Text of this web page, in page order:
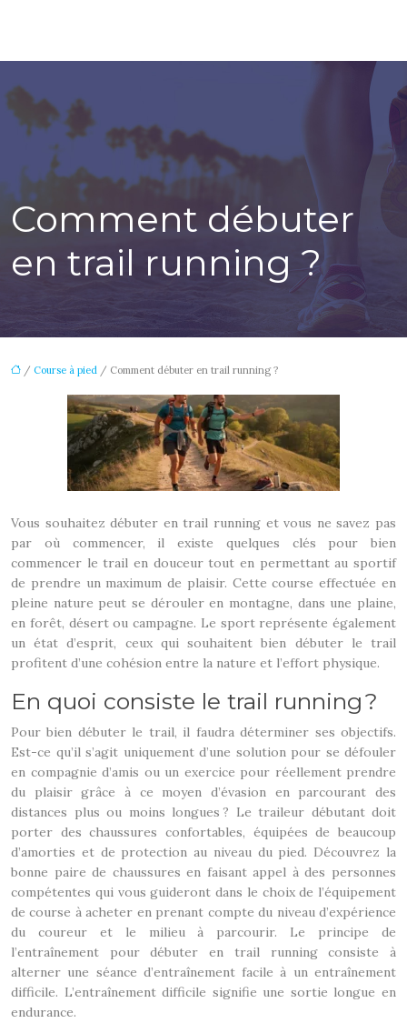
Comment débuter
en trail running ?
/ Course à pied / Comment débuter en trail running ?
Vous souhaitez débuter en trail running et vous ne savez pas
par où commencer, il existe quelques clés pour bien
commencer le trail en douceur tout en permettant au sportif
de prendre un maximum de plaisir. Cette course effectuée en
pleine nature peut se dérouler en montagne, dans une plaine,
en forêt, désert ou campagne. Le sport représente également
un état d’esprit, ceux qui souhaitent bien débuter le trail
profitent d’une cohésion entre la nature et l’effort physique.
En quoi consiste le trail running ?
Pour bien débuter le trail, il faudra déterminer ses objectifs.
Est-ce qu’il s’agit uniquement d’une solution pour se défouler
en compagnie d’amis ou un exercice pour réellement prendre
du plaisir grâce à ce moyen d’évasion en parcourant des
distances plus ou moins longues ? Le traileur débutant doit
porter des chaussures confortables, équipées de beaucoup
d’amorties et de protection au niveau du pied. Découvrez la
bonne paire de chaussures en faisant appel à des personnes
compétentes qui vous guideront dans le choix de l’équipement
de course à acheter en prenant compte du niveau d’expérience
du coureur et le milieu à parcourir. Le principe de
l’entraînement pour débuter en trail running consiste à
alterner une séance d’entraînement facile à un entraînement
difficile. L’entraînement difficile signifie une sortie longue en
endurance.